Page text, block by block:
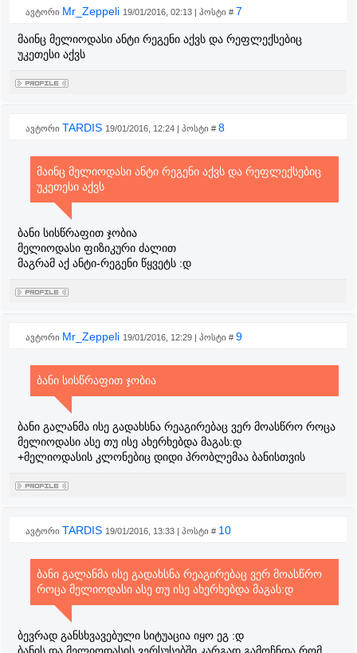
ავტორი Mr_Zeppeli 19/01/2016, 02:13 | პოსტი # 7
მაინც მელიოდასი ანტი რეგენი აქვს და რეფლექსებიც
უკეთესი აქვს
ავტორი TARDIS 19/01/2016, 12:24 | პოსტი # 8
მაინც მელიოდასი ანტი რეგენი აქვს და რეფლექსებიც
უკეთესი აქვს
ბანი სისწრაფით ჯობია
მელიოდასი ფიზიკური ძალით
მაგრამ აქ ანტი-რეგენი წყვეტს :დ
ავტორი Mr_Zeppeli 19/01/2016, 12:29 | პოსტი # 9
ბანი სისწრაფით ჯობია
ბანი გალანმა ისე გადახსნა რეაგირებაც ვერ მოასწრო როცა
მელიოდასი ასე თუ ისე ახერხებდა მაგას:დ
+მელიოდასის კლონებიც დიდი პრობლემაა ბანისთვის
ავტორი TARDIS 19/01/2016, 13:33 | პოსტი # 10
ბანი გალანმა ისე გადახსნა რეაგირებაც ვერ მოასწრო
როცა მელიოდასი ასე თუ ისე ახერხებდა მაგას:დ
ბევრად განსხვავებული სიტუაცია იყო ეგ :დ